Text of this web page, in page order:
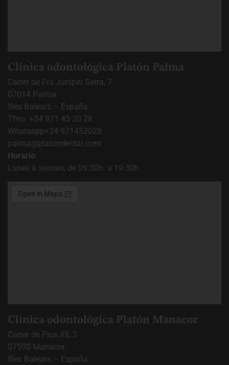
Clínica odontológica Platón Palma
Carrer de Fra Juníper Serra, 7
07014 Palma
Illes Balears – España
Tfno. +34 971 45 20 28
Whatsapp+34 971452028
palma@platondental.com
Horario
Lunes a viernes, de 09:30h. a 19:30h.
Clínica odontológica Platón Manacor
Carrer de Pius XII, 3
07500 Manacor
Illes Balears – España